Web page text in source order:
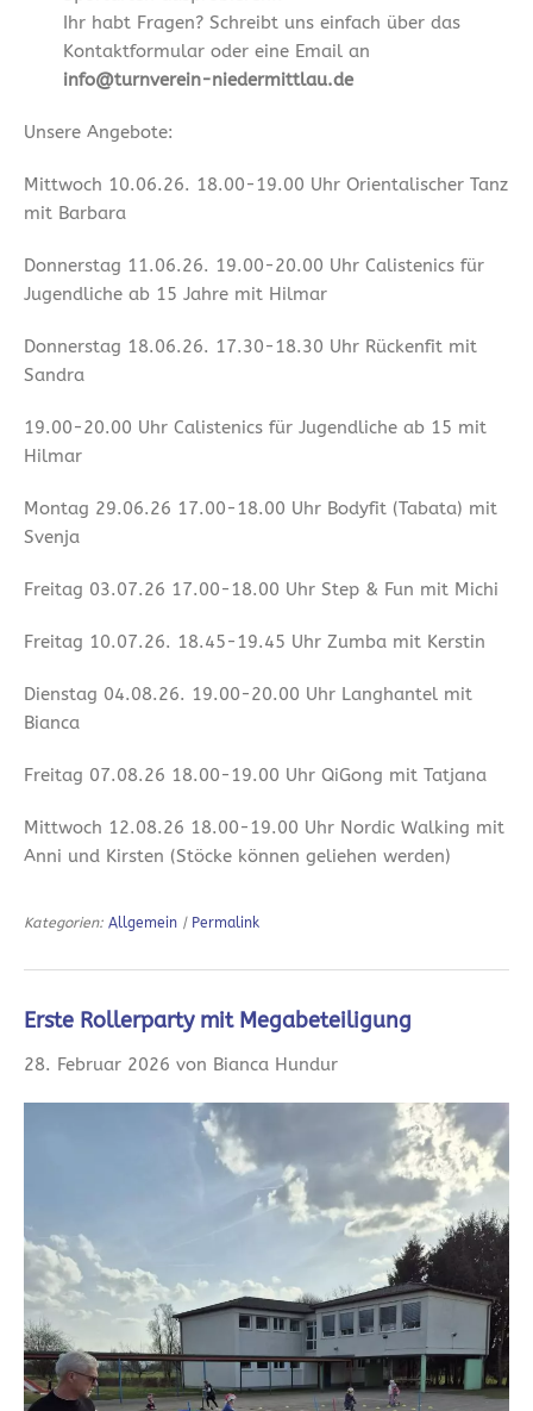
Ihr habt Fragen? Schreibt uns einfach über das
Kontaktformular oder eine Email an
info@turnverein-niedermittlau.de
Unsere Angebote:
Mittwoch 10.06.26. 18.00-19.00 Uhr Orientalischer Tanz
mit Barbara
Donnerstag 11.06.26. 19.00-20.00 Uhr Calistenics für
Jugendliche ab 15 Jahre mit Hilmar
Donnerstag 18.06.26. 17.30-18.30 Uhr Rückenfit mit
Sandra
19.00-20.00 Uhr Calistenics für Jugendliche ab 15 mit
Hilmar
Montag 29.06.26 17.00-18.00 Uhr Bodyfit (Tabata) mit
Svenja
Freitag 03.07.26 17.00-18.00 Uhr Step & Fun mit Michi
Freitag 10.07.26. 18.45-19.45 Uhr Zumba mit Kerstin
Dienstag 04.08.26. 19.00-20.00 Uhr Langhantel mit
Bianca
Freitag 07.08.26 18.00-19.00 Uhr QiGong mit Tatjana
Mittwoch 12.08.26 18.00-19.00 Uhr Nordic Walking mit
Anni und Kirsten (Stöcke können geliehen werden)
Kategorien: Allgemein | Permalink
Erste Rollerparty mit Megabeteiligung
28. Februar 2026 von Bianca Hundur